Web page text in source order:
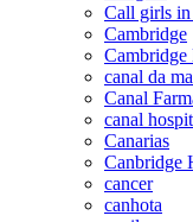
Call girls
Cambridge
canal da
Canal
canal
Canarias
Canbridge
cancer
canhota